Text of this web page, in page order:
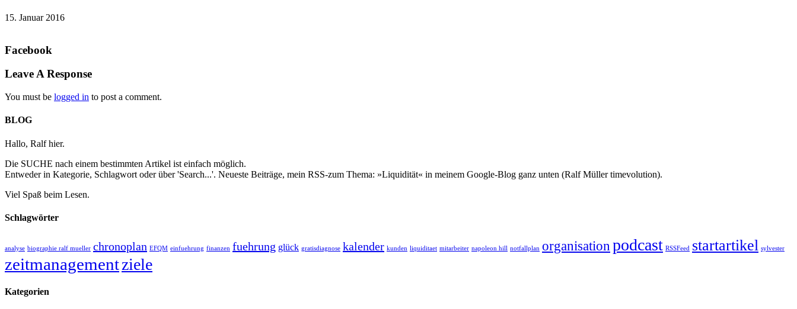
15. Januar 2016
Facebook
Leave A Response
You must be logged in to post a comment.
BLOG
Hallo, Ralf hier.
Die SUCHE nach einem bestimmten Artikel ist einfach möglich.
Entweder in Kategorie, Schlagwort oder über 'Search...'. Neueste Beiträge, mein RSS-zum Thema: »Liquidität« in meinem Google-Blog ganz unten (Ralf Müller timevolution).
Viel Spaß beim Lesen.
Schlagwörter
analyse biographie ralf mueller chronoplan EFQM einfuehrung finanzen fuehrung glück gratisdiagnose kalender kunden liquiditaet mitarbeiter napoleon hill notfallplan organisation podcast RSSFeed startartikel sylvester
zeitmanagementziele
Kategorien